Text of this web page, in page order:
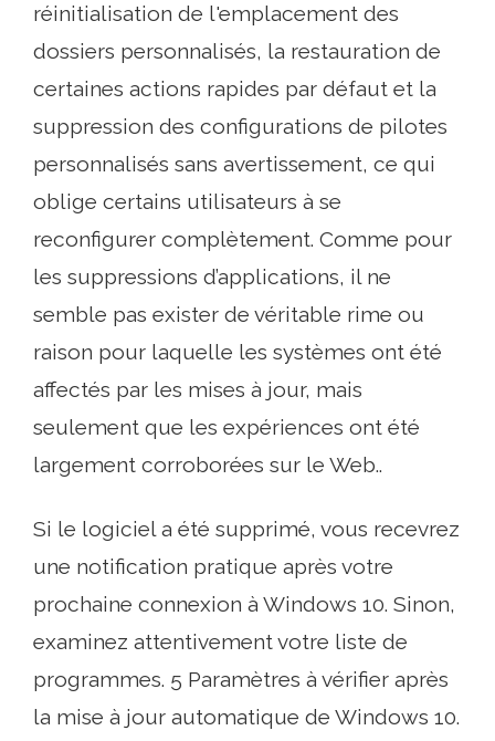
réinitialisation de l'emplacement des
dossiers personnalisés, la restauration de
certaines actions rapides par défaut et la
suppression des configurations de pilotes
personnalisés sans avertissement, ce qui
oblige certains utilisateurs à se
reconfigurer complètement. Comme pour
les suppressions d’applications, il ne
semble pas exister de véritable rime ou
raison pour laquelle les systèmes ont été
affectés par les mises à jour, mais
seulement que les expériences ont été
largement corroborées sur le Web..
Si le logiciel a été supprimé, vous recevrez
une notification pratique après votre
prochaine connexion à Windows 10. Sinon,
examinez attentivement votre liste de
programmes. 5 Paramètres à vérifier après
la mise à jour automatique de Windows 10.